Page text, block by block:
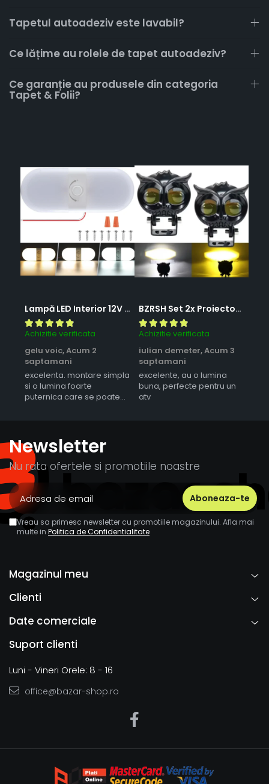
Tapetul autoadeziv este lavabil?
Ce lățime au rolele de tapet autoadeziv?
Ce garanție au produsele din categoria
Tapet & Folii?
Lampă LED Interior 12V pentru Dubă, Camper și Rulotă - 180LED, 33 cm, 3 Temperaturii de Culoare, Intensitate Reglabilă, Iluminare Compartiment Marfă
Achizitie verificata
gelu voic,Acum 2
saptamani
excelenta. montare simpla
si o lumina foarte
puternica care se poate
BZRSH Set 2x Proiector LED Bufnita 50W Lupa 2 Faze Alb-Galben 12-24V Moto ATV
Achizitie verificata
iulian demeter,Acum 3
saptamani
excelente, au o lumina
buna, perfecte pentru un
atv
Newsletter
Nu rata ofertele si promotiile noastre
Vreau sa primesc newsletter cu promotiile magazinului. Afla mai
multe in Politica de Confidentialitate
Magazinul meu
Clienti
Date comerciale
Suport clienti
Luni - Vineri Orele: 8 - 16
office@bazar-shop.ro